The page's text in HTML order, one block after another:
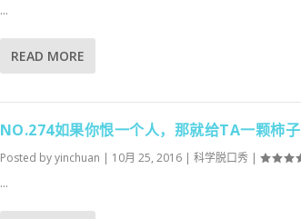
...
READ MORE
NO.274如果你恨一个人，那就给TA一颗柿子
Posted byyinchuan | 10月 25, 2016| 科学脱口秀 |
...